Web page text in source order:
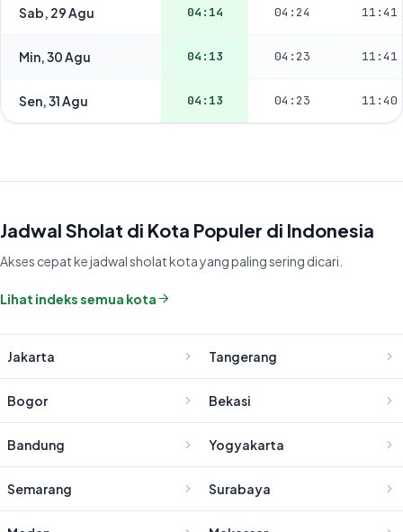
Sab, 29 Agu 04:14 04:24 11:41
Min, 30 Agu 04:13 04:23 11:41
Sen, 31 Agu 04:13 04:23 11:40
Jadwal Sholat di Kota Populer di Indonesia
Akses cepat ke jadwal sholat kota yang paling sering dicari.
Lihat indeks semua kota
Jakarta Tangerang
Bogor Bekasi
Bandung Yogyakarta
Semarang Surabaya